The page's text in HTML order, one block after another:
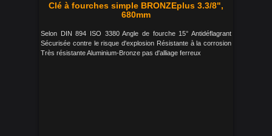
Clé à fourches simple BRONZEplus 3.3/8",
680mm
Selon DIN 894 ISO 3380 Angle de fourche 15° Antidéflagrant
Sécurisée contre le risque d'explosion Résistante à la corrosion
Très résistante Aluminium-Bronze pas d'alliage ferreux